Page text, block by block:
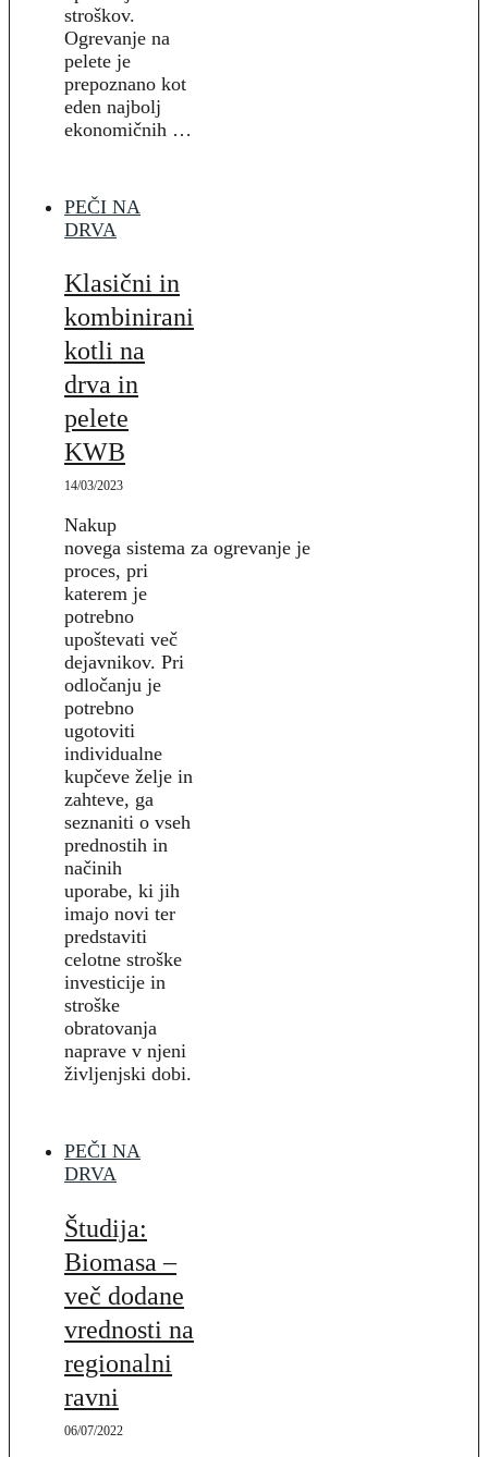
stroškov.
Ogrevanje na
pelete je
prepoznano kot
eden najbolj
ekonomičnih …
PEČI NA
DRVA
Klasični in
kombinirani
kotli na
drva in
pelete
KWB
14/03/2023
Nakup
novega sistema za ogrevanje je
proces, pri
katerem je
potrebno
upoštevati več
dejavnikov. Pri
odločanju je
potrebno
ugotoviti
individualne
kupčeve želje in
zahteve, ga
seznaniti o vseh
prednostih in
načinih
uporabe, ki jih
imajo novi ter
predstaviti
celotne stroške
investicije in
stroške
obratovanja
naprave v njeni
življenjski dobi.
PEČI NA
DRVA
Študija:
Biomasa –
več dodane
vrednosti na
regionalni
ravni
06/07/2022